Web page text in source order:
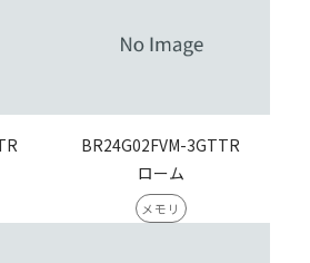
BR24G02FVM-3GTTR
ローム
メモリ